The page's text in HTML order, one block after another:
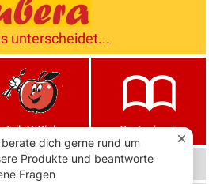
unterscheidet...
Tells® Club Gartenbuch